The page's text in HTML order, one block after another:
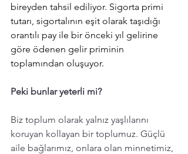
bireyden tahsil ediliyor. Sigorta primi
tutarı, sigortalının eşit olarak taşıdığı
orantılı pay ile bir önceki yıl gelirine
göre ödenen gelir priminin
toplamından oluşuyor.
Peki bunlar yeterli mi?
Biz toplum olarak yalnız yaşlılarını
koruyan kollayan bir toplumuz. Güçlü
aile bağlarımız, onlara olan minnetimiz,